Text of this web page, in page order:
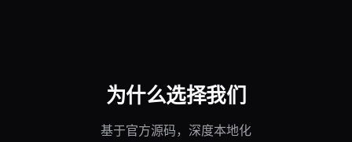
为什么选择我们
基于官方源码，深度本地化